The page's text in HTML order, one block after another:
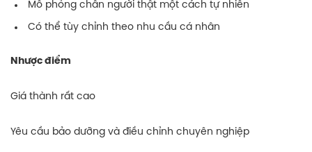
Mô phỏng chân người thật một cách tự nhiên
Có thể tùy chỉnh theo nhu cầu cá nhân
Nhược điểm
Giá thành rất cao
Yêu cầu bảo dưỡng và điều chỉnh chuyên nghiệp